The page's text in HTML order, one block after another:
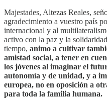
Majestades, Altezas Reales,
agradecimiento a vuestro país
internacional y al
activo con la paz y la
tiempo, animo a cultivar
amistad social, a tener en
los jóvenes al imaginar el
autonomía y de unidad, y a
europea, no en oposición a
para toda la familia humana.